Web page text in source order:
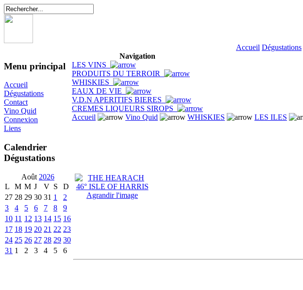
Accueil Dégustations
Menu principal
Accueil
Dégustations
Contact
Vino Quid
Connexion
Liens
Calendrier
Dégustations
Août 2026
L
M M J V S
D
27 28 29 30 31 1
2
3
4 5 6 7 8
9
10 11 12 13 14 15 16
17 18 19 20 21 22 23
24 25 26 27 28 29 30
31 1 2 3 4 5 6
Navigation
LES VINS
PRODUITS DU TERROIR
WHISKIES
EAUX DE VIE
V.D.N APERITIFS BIERES
CREMES LIQUEURS SIROPS
Accueil
Vino Quid WHISKIES LES ILES
Agrandir l'image